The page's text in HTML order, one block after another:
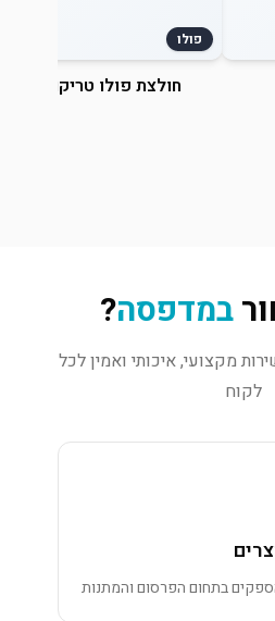
פולו
חולצת פולו טריקו
במדפסה?
מקצועי, איכותי ואמין לכל
לקוח
בתחום הפרסום והמתנות